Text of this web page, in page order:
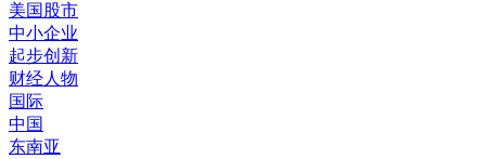
美国股市
中小企业
起步创新
财经人物
国际
中国
东南亚